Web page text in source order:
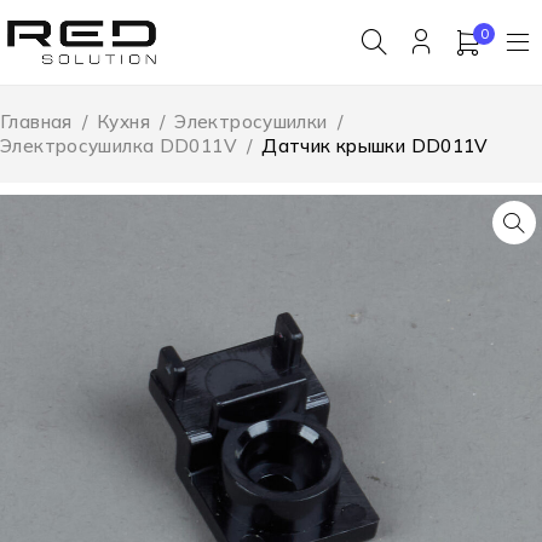
0
Главная / Кухня / Электросушилки /
Электросушилка DD011V / Датчик крышки DD011V